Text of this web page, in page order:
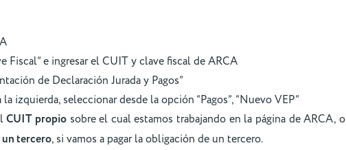
Fiscal” e ingresar el CUIT y clave fiscal de ARCA
de Declaración Jurada y Pagos”
izquierda, seleccionar desde la opción “Pagos”, “Nuevo VEP”
CUIT propiosobre el cual estamos trabajando en la página de ARCA, o
tercero, si vamos a pagar la obligación de un tercero.